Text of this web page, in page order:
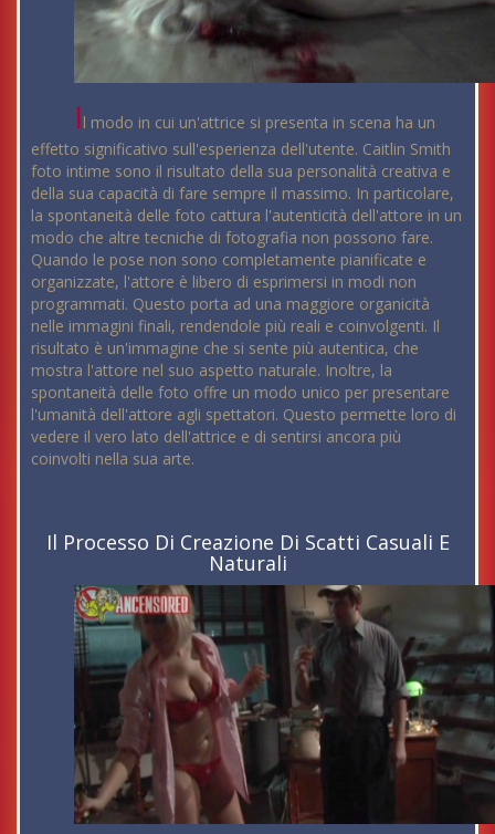
Il modo in cui un'attrice si presenta in scena ha un
effetto significativo sull'esperienza dell'utente. Caitlin Smith
foto intime sono il risultato della sua personalità creativa e
della sua capacità di fare sempre il massimo. In particolare,
la spontaneità delle foto cattura l'autenticità dell'attore in un
modo che altre tecniche di fotografia non possono fare.
Quando le pose non sono completamente pianificate e
organizzate, l'attore è libero di esprimersi in modi non
programmati. Questo porta ad una maggiore organicità
nelle immagini finali, rendendole più reali e coinvolgenti. Il
risultato è un'immagine che si sente più autentica, che
mostra l'attore nel suo aspetto naturale. Inoltre, la
spontaneità delle foto offre un modo unico per presentare
l'umanità dell'attore agli spettatori. Questo permette loro di
vedere il vero lato dell'attrice e di sentirsi ancora più
coinvolti nella sua arte.
Il Processo Di Creazione Di Scatti Casuali E
Naturali